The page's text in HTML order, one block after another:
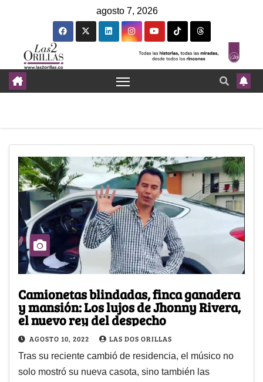
agosto 7, 2026
Camionetas blindadas, finca ganadera
y mansión: Los lujos de Jhonny Rivera,
el nuevo rey del despecho
AGOSTO 10, 2022 LAS DOS ORILLAS
Tras su reciente cambió de residencia, el músico no
solo mostró su nueva casota, sino también las